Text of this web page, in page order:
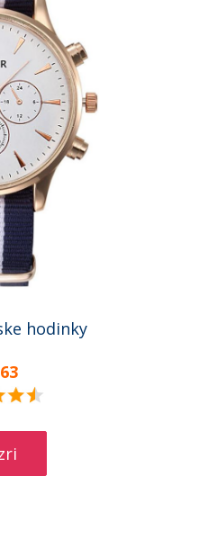
hodinky